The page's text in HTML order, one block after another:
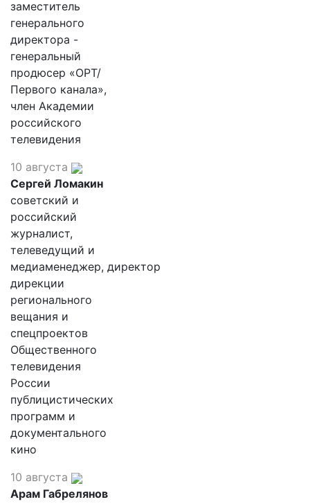
заместитель
генерального
директора -
генеральный
продюсер «ОРТ/
Первого канала»,
член Академии
российского
телевидения
10 августа
Сергей Ломакин
советский и
российский
журналист,
телеведущий и
медиаменеджер, директор
дирекции
регионального
вещания и
спецпроектов
Общественного
телевидения
России
публицистических
программ и
документального
кино
10 августа
Арам Габрелянов